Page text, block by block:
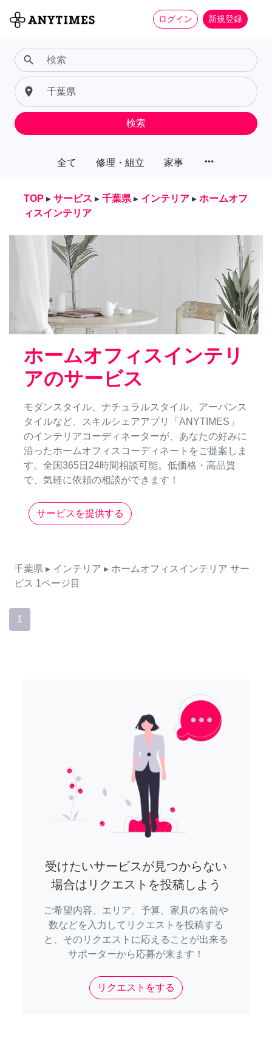
ログイン 新規登録
全て 修理・組立 家事 more_horiz
search
place
検索
TOP ▸ サービス ▸ 千葉県 ▸ インテリア ▸ ホームオフ
ィスインテリア
ホームオフィスインテリ
アのサービス
モダンスタイル、ナチュラルスタイル、アーバンス
タイルなど、スキルシェアアプリ「ANYTIMES」
のインテリアコーディネーターが、あなたの好みに
沿ったホームオフィスコーディネートをご提案しま
す。全国365日24時間相談可能。低価格・高品質
で、気軽に依頼の相談ができます！
サービスを提供する
千葉県 ▸ インテリア ▸ ホームオフィスインテリア サー
ビス 1ページ目
1
受けたいサービスが見つからない
場合はリクエストを投稿しよう
ご希望内容、エリア、予算、家具の名前や
数などを入力してリクエストを投稿する
と、そのリクエストに応えることが出来る
サポーターから応募が来ます！
リクエストをする